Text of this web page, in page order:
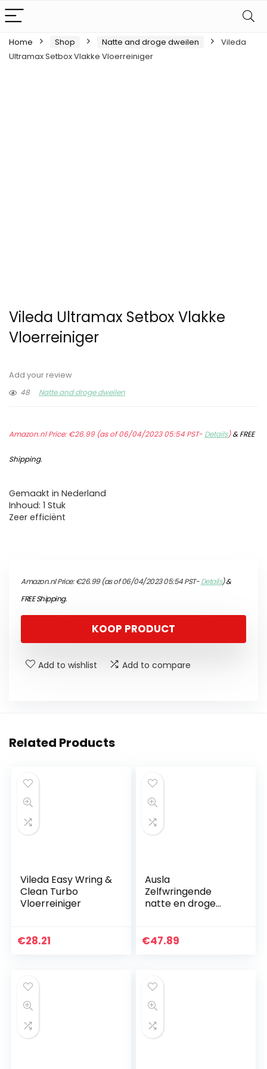
Home Shop Natte and droge dweilen
Vileda
Ultramax Setbox Vlakke Vloerreiniger
Vileda Ultramax Setbox Vlakke
Vloerreiniger
Add your review
48
Natte and droge dweilen
Amazon.nl Price:€26.99(as of 06/04/2023 05:54 PST- Details)&FREE
Shipping.
Gemaakt in Nederland
Inhoud: 1 Stuk
Zeer efficiënt
Amazon.nl Price:€26.99(as of 06/04/2023 05:54 PST-Details)&
FREE Shipping.
KOOP PRODUCT
Add to wishlist Add to compare
Related Products
Vileda Easy Wring &
Clean Turbo
Vloerreiniger
€28.21
Ausla
Zelfwringende
natte en droge
emmervervanging,
€47.89